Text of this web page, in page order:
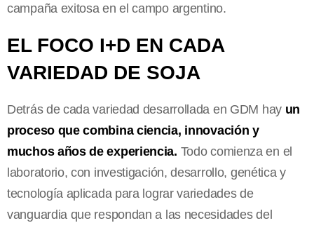
campaña exitosa en el campo argentino.
EL FOCO I+D EN CADA
VARIEDAD DE SOJA
Detrás de cada variedad desarrollada en GDM hay un
proceso que combina ciencia, innovación y
muchos años de experiencia. Todo comienza en el
laboratorio, con investigación, desarrollo, genética y
tecnología aplicada para lograr variedades de
vanguardia que respondan a las necesidades del